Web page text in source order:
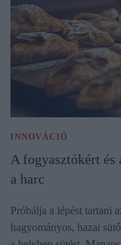
INNOVÁCIÓ
A fogyasztókért és
a harc
Próbálja a lépést tartani
hagyományos, hazai